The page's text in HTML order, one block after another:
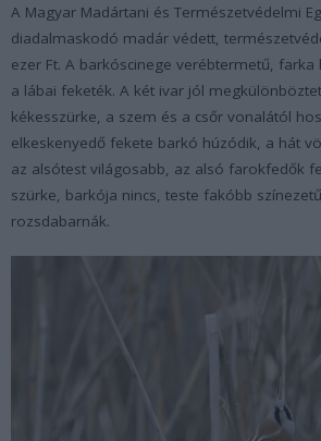
A Magyar Madártani és Természetvédelmi
diadalmaskodó madár védett,
ezer Ft. A barkóscinege verébtermetű, farka
a lábai feketék. A két ivar jól
kékesszürke, a szem és a csőr vonalától
elkeskenyedő fekete barkó húzódik, a hát
az alsótest világosabb, az alsó farokfedők
szürke, barkója nincs, teste fakóbb
rozsdabarnák.